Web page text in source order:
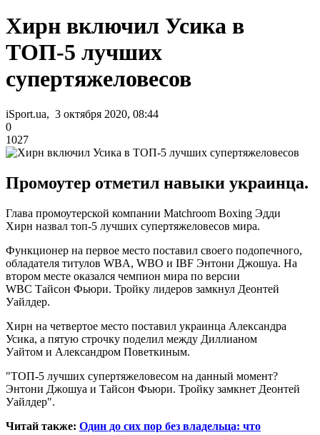
Хирн включил Усика в
ТОП-5 лучших
супертяжеловесов
iSport.ua, 3 октября 2020, 08:44
0
1027
Промоутер отметил навыки украинца.
Глава промоутерской компании Matchroom Boxing Эдди
Хирн назвал топ-5 лучших супертяжеловесов мира.
Функционер на первое место поставил своего подопечного,
обладателя титулов WBA, WBO и IBF Энтони Джошуа. На
втором месте оказался чемпион мира по версии
WBC Тайсон Фьюри. Тройку лидеров замкнул Деонтей
Уайлдер.
Хирн на четвертое место поставил украинца Александра
Усика, а пятую строчку поделил между Диллианом
Уайтом и Александром Поветкиным.
"ТОП-5 лучших супертяжеловесом на данный момент?
Энтони Джошуа и Тайсон Фьюри. Тройку замкнет Деонтей
Уайлдер".
Читай также: Один до сих пор без владельца: что